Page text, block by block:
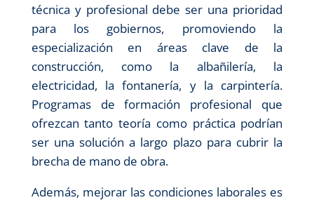
técnica y profesional debe ser una prioridad
para los gobiernos, promoviendo la
especialización en áreas clave de la
construcción, como la albañilería, la
electricidad, la fontanería, y la carpintería.
Programas de formación profesional que
ofrezcan tanto teoría como práctica podrían
ser una solución a largo plazo para cubrir la
brecha de mano de obra.
Además, mejorar las condiciones laborales es